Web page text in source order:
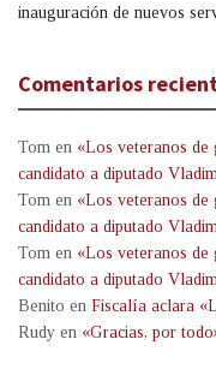
inauguración de nuevos
Comentarios
Tom en «Los veteranos de
candidato a diputado
Tom en «Los veteranos de
candidato a diputado
Tom en «Los veteranos de
candidato a diputado
Benito en Fiscalía aclara
Rudy en «Gracias, por